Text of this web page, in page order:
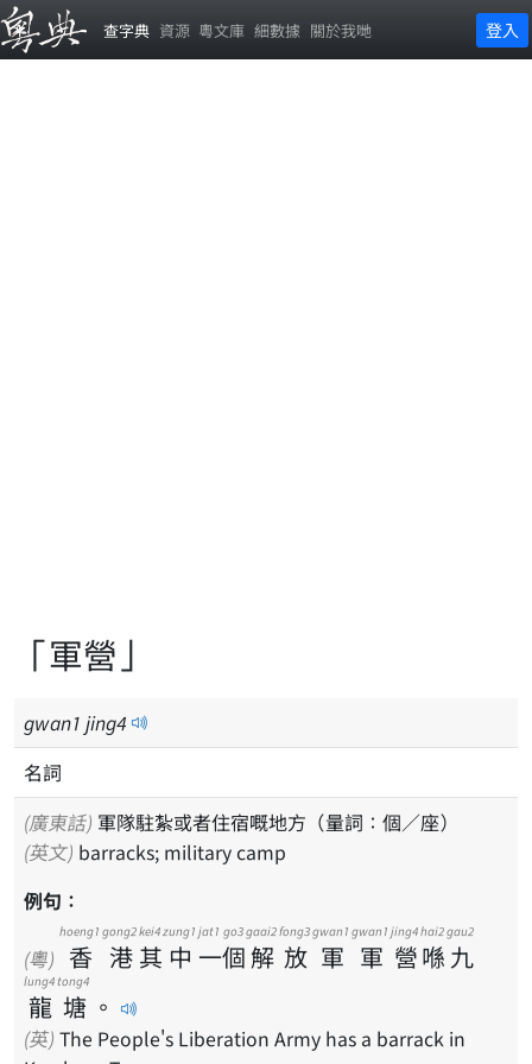
查字典 資源 粵文庫 細數據 關於我哋 登入
「軍營」
gwan1 jing4
名詞
(廣東話) 軍隊駐紮或者住宿嘅地方（量詞：個／座）
(英文) barracks; military camp
例句：
(粵) 香
hoeng1
港
gong2
其
kei4
中
zung1
一
jat1
個
go3
解
gaai2
放
fong3
軍
gwan1
軍
gwan1
營
jing4
喺
hai2
九
gau2
龍
lung4
塘
tong4
。
(英) The People's Liberation Army has a barrack in